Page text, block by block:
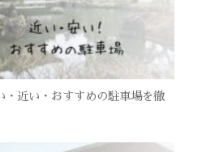
・近い・おすすめの駐車場を徹